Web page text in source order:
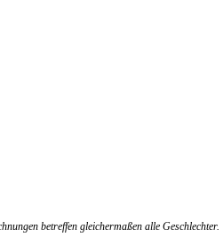
betreffen gleichermaßen alle Geschlechter.